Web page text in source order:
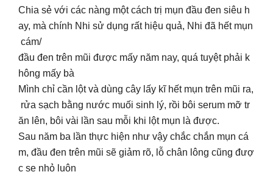
Chia sẻ với các nàng một cách trị mụn đầu đen siêu h
ay, mà chính Nhi sử dụng rất hiệu quả, Nhi đã hết mụn
cám/
đầu đen trên mũi được mấy năm nay, quá tuyệt phải k
hông mấy bà
Mình chỉ cần lột và dùng cây lấy kĩ hết mụn trên mũi ra,
rửa sạch bằng nước muối sinh lý, rồi bôi serum mỡ tr
ăn lên, bôi vài lần sau mỗi khi lột mụn là được.
Sau năm ba lần thực hiện như vậy chắc chắn mụn cá
m, đầu đen trên mũi sẽ giảm rõ, lỗ chân lông cũng đượ
c se nhỏ luôn